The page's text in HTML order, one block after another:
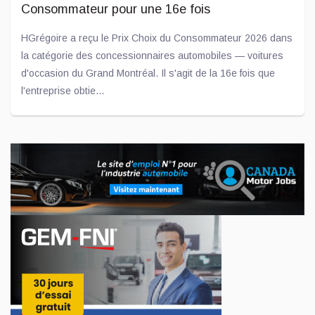
Consommateur pour une 16e fois
HGrégoire a reçu le Prix Choix du Consommateur 2026 dans
la catégorie des concessionnaires automobiles — voitures
d'occasion du Grand Montréal. Il s'agit de la 16e fois que
l'entreprise obtie...
Jul 02, 2026
Un engagement concret pour les jeunes : don
de 10 000 $ à l'ADOberge
L'entreprise Transit est fière d'annoncer qu'un don de 10
000 $ a été remis à l'ADOberge, un organisme essentiel
qu'elle soutient depuis plusieurs années et qui offre un
service d'hébergement...
Jui 09, 2026